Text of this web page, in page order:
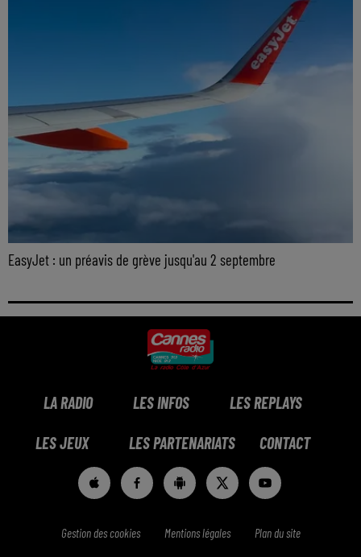
EasyJet : un préavis de grève jusqu'au 2 septembre
LA RADIO LES INFOS LES REPLAYS
LES JEUX LES PARTENARIATS CONTACT
Gestion des cookies Mentions légales Plan du site